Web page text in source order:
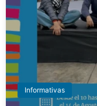
Informativas